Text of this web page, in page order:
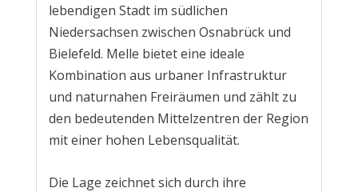
lebendigen Stadt im südlichen
Niedersachsen zwischen Osnabrück und
Bielefeld. Melle bietet eine ideale
Kombination aus urbaner Infrastruktur
und naturnahen Freiräumen und zählt zu
den bedeutenden Mittelzentren der Region
mit einer hohen Lebensqualität.
Die Lage zeichnet sich durch ihre